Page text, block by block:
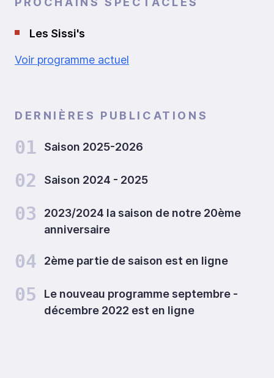
Les Sissi's
Voir programme actuel
DERNIÈRES PUBLICATIONS
01 Saison 2025-2026
02 Saison 2024 - 2025
03
2023/2024 la saison de notre 20ème
anniversaire
04 2ème partie de saison est en ligne
05
Le nouveau programme septembre -
décembre 2022 est en ligne